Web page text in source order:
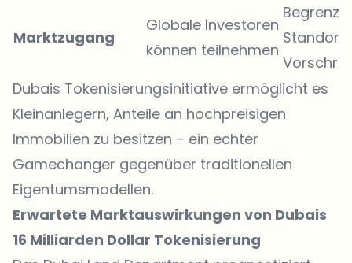
Marktzugang
Globale Investoren
können teilnehmen
Standort
Dubais Tokenisierungsinitiative ermöglicht es
Kleinanlegern, Anteile an hochpreisigen
Immobilien zu besitzen – ein echter
Gamechanger gegenüber traditionellen
Eigentumsmodellen.
Erwartete Marktauswirkungen von Dubais
16 Milliarden Dollar Tokenisierung